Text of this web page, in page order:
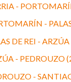
-
-
DE REI -
- PEDROUZO
-